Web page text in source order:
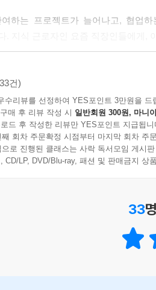
여하는 프로젝트가 늘어나고, 협업
반복하다 결국 핀잔을 듣고 만다.
필요한 김 대리: 중요한 업무를 하
더 많은 일에 몰려 어느새 통제력을
무가 바뀐 천 과장: 최근 실무를 내
고, 제때 퇴근하고, 일과 삶을 양립
어가면 별도 정리 시스템은 더욱 절
건)
수리뷰를 선정하여 YES포인트 3만원을 드
매 후 리뷰 작성 시 일반회원 300원, 마니
드 후 작성한 리뷰만 YES포인트 지급됩니
째 회차 주문확정 시점부터 마지막 회차 주
로 진행된 클래스는 사락 독서모임 게시
CD/LP, DVD/Blu-ray, 패션 및 판매금지 상
33